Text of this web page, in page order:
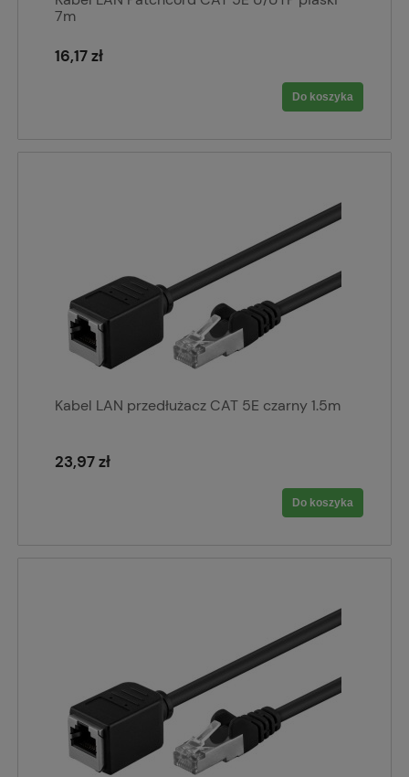
7m
16,17 zł
Do koszyka
Kabel LAN przedłużacz CAT 5E czarny 1.5m
23,97 zł
Do koszyka